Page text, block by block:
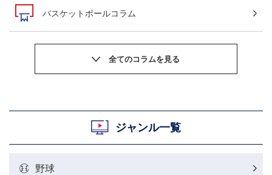
バスケットボールコラム
村上晃一ラグビーコラムジャンル一覧
野球